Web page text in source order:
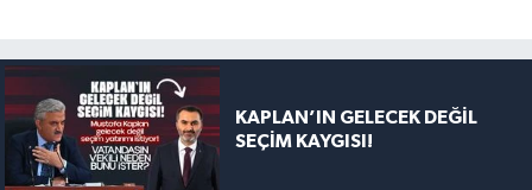
KAPLAN’IN GELECEK DEĞİL
SEÇİM KAYGISI!